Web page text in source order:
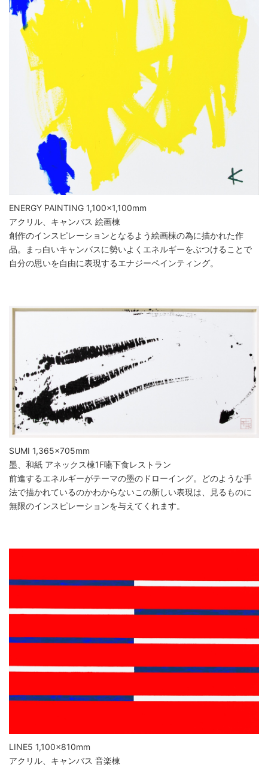
ENERGY PAINTING 1,100×1,100mm
アクリル、キャンバス 絵画棟
創作のインスピレーションとなるよう絵画棟の為に描かれた作
品。まっ白いキャンバスに勢いよくエネルギーをぶつけることで
自分の思いを自由に表現するエナジーペインティング。
SUMI 1,365×705mm
墨、和紙 アネックス棟1F嚥下食レストラン
前進するエネルギーがテーマの墨のドローイング。どのような手
法で描かれているのかわからないこの新しい表現は、見るものに
無限のインスピレーションを与えてくれます。
LINE5 1,100×810mm
アクリル、キャンバス 音楽棟